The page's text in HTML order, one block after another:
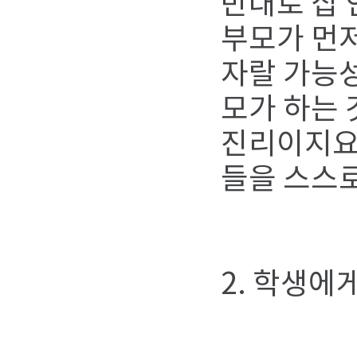
부모가 먼
자랄 가능
모가 하는
진리이지
들을 스스
2. 학생에